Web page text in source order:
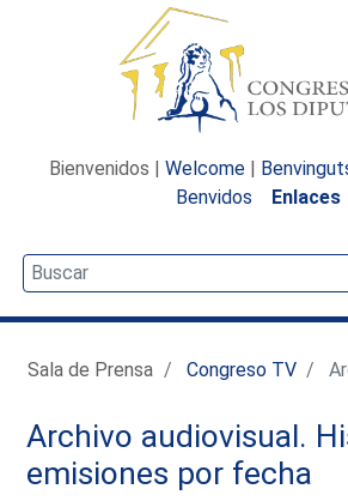
Bienvenidos | Welcome |
Benvidos
Enlaces
Sala de Prensa Congreso TV
Archivo audiovisual.
emisiones por fecha